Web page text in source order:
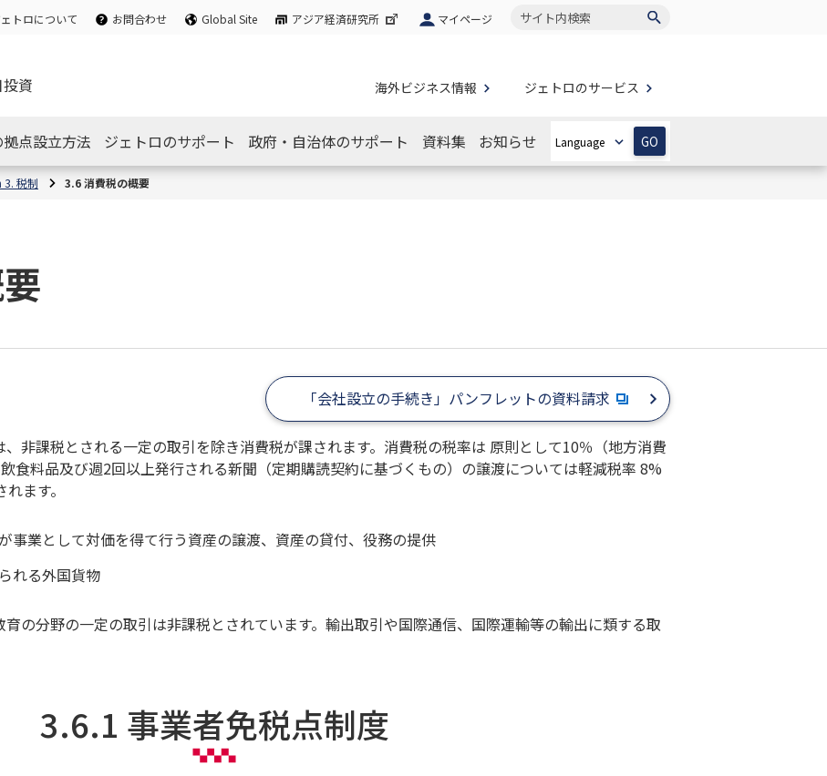
トロについて お問合わせ Global Site アジア経済研究所 マイページ サイト内検索
資
点設立方法 ジェトロのサポート 政府・自治体のサポート 資料集 お知らせ GO
海外ビジネス情報 ジェトロのサービス
3. 税制 3.6 消費税の概要
「会社設立の手続き」パンフレットの資料請求
非課税とされる一定の取引を除き消費税が課されます。消費税の税率は 原則として10％（地方消費
食料品及び週2回以上発行される新聞（定期購読契約に基づくもの）の譲渡については軽減税率 8%
ます。
事業として対価を得て行う資産の譲渡、資産の貸付、役務の提供
れる外国貨物
の分野の一定の取引は非課税とされています。輸出取引や国際通信、国際運輸等の輸出に類する取
3.6.1 事業者免税点制度